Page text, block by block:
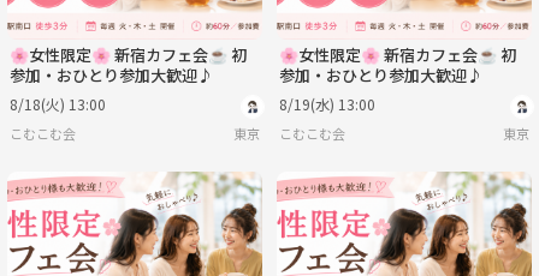
🌸女性限定🌸 新宿カフェ会☕️ 初
参加・おひとり参加大歓迎♪
8/18(火) 13:00
こむこむ会 東京
🌸女性限定🌸 新宿カフェ会☕️ 初
参加・おひとり参加大歓迎♪
8/19(水) 13:00
こむこむ会 東京